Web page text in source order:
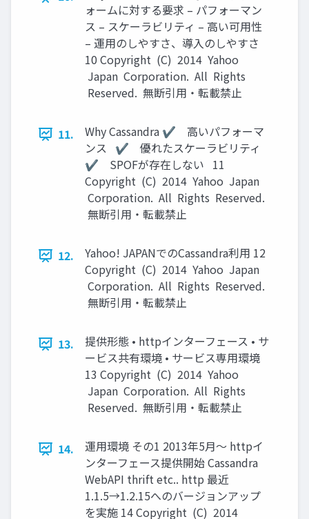
ォームに対する要求 – パフォーマン
ス – スケーラビリティ – 高い可用性
– 運用のしやすさ、導入のしやすさ
10 Copyright (C) 2014 Yahoo
Japan Corporation. All Rights
Reserved. 無断引用・転載禁止
11.
Why Cassandra ✔ 高いパフォーマ
ンス ✔ 優れたスケーラビリティ
✔ SPOFが存在しない 11
Copyright (C) 2014 Yahoo Japan
Corporation. All Rights Reserved.
無断引用・転載禁止
12.
Yahoo! JAPANでのCassandra利用 12
Copyright (C) 2014 Yahoo Japan
Corporation. All Rights Reserved.
無断引用・転載禁止
13.
提供形態 • httpインターフェース • サ
ービス共有環境 • サービス専用環境
13 Copyright (C) 2014 Yahoo
Japan Corporation. All Rights
Reserved. 無断引用・転載禁止
14.
運用環境 その1 2013年5月〜 httpイ
ンターフェース提供開始 Cassandra
WebAPI thrift etc.. http 最近
1.1.5→1.2.15へのバージョンアップ
を実施 14 Copyright (C) 2014